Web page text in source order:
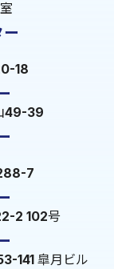
18
49-39
7
2 102号
141 皐月ビル